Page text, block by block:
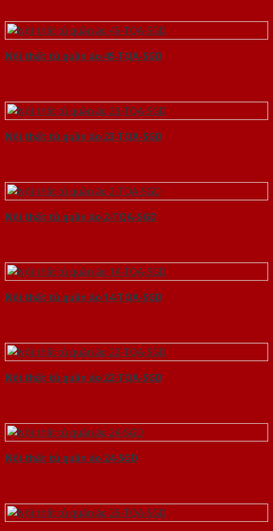
Nội thất tủ quần áo 45-TQA-SGD
Nội thất tủ quần áo 23-TQA-SGD
Nội thất tủ quần áo 2-TQA-SGD
Nội thất tủ quần áo 14-TQA-SGD
Nội thất tủ quần áo 22-TQA-SGD
Nội thất tủ quần áo 24-SGD